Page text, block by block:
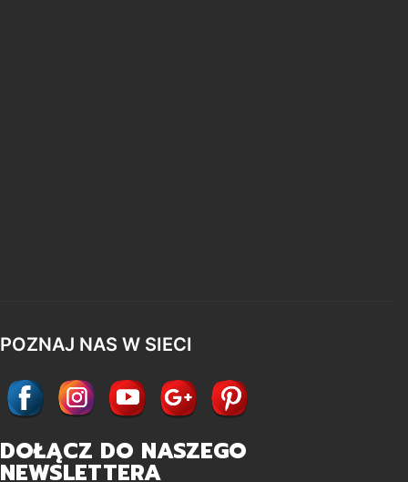
POZNAJ NAS W SIECI
DOŁĄCZ DO NASZEGO
NEWSLETTERA